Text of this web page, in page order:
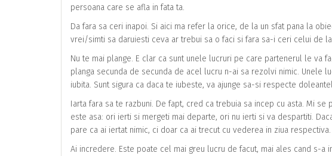
persoana care se afla in fata ta.
Da fara sa ceri inapoi. Si aici ma refer la orice, de la un sfat pana la
vrei/simti sa daruiesti ceva ar trebui sa o faci si fara sa-i ceri celui de
Nu te mai plange. E clar ca sunt unele lucruri pe care partenerul le va
planga secunda de secunda de acel lucru n-ai sa rezolvi nimic. Unele
iubita. Sunt sigura ca daca te iubeste, va ajunge sa-si respecte
Iarta fara sa te razbuni. De fapt, cred ca trebuia sa incep cu asta. Mi
este asa: ori ierti si mergeti mai departe, ori nu ierti si va despartiti.
pare ca ai iertat nimic, ci doar ca ai trecut cu vederea in ziua respectiva.
Ai incredere. Este poate cel mai greu lucru de facut, mai ales cand s-